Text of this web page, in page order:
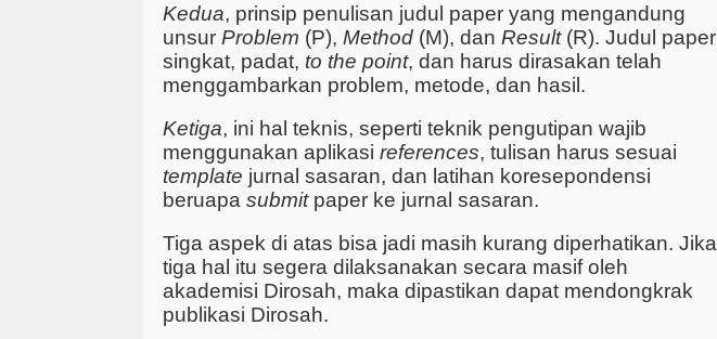
Kedua, prinsip penulisan judul paper yang mengandung
unsur Problem (P), Method (M), dan Result(R). Judul paper
singkat, padat, to the point, dan harus dirasakan telah
menggambarkan problem, metode, dan hasil.
Ketiga, ini hal teknis, seperti teknik pengutipan wajib
menggunakan aplikasi references, tulisan harus sesuai
template jurnal sasaran, dan latihan koresepondensi
beruapa submitpaper ke jurnal sasaran.
Tiga aspek di atas bisa jadi masih kurang diperhatikan. Jika
tiga hal itu segera dilaksanakan secara masif oleh
akademisi Dirosah, maka dipastikan dapat mendongkrak
publikasi Dirosah.